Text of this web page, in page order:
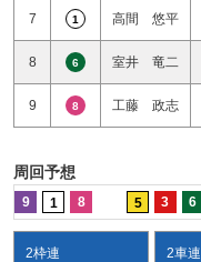
7 1 高間 悠平
8 6 室井 竜二
9 8 工藤 政志
周回予想
9 1 8 5 3 6
2枠連 2車連